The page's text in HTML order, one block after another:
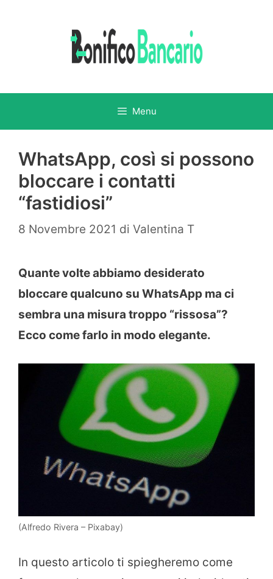
Menu
WhatsApp, così si possono
bloccare i contatti
“fastidiosi”
8 Novembre 2021 di Valentina T
Quante volte abbiamo desiderato
bloccare qualcuno su WhatsApp ma ci
sembra una misura troppo “rissosa”?
Ecco come farlo in modo elegante.
(Alfredo Rivera – Pixabay)
In questo articolo ti spiegheremo come